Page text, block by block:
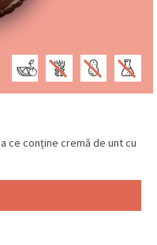
ce conține cremă de unt cu